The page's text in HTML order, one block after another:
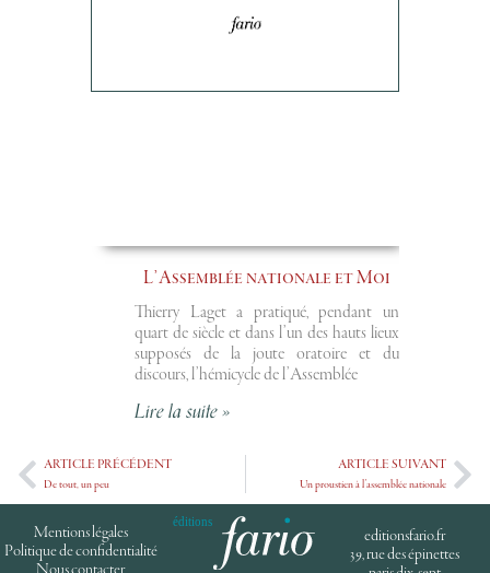
L’Assemblée nationale et Moi
Thierry Laget a pratiqué, pendant un
quart de siècle et dans l’un des hauts lieux
supposés de la joute oratoire et du
discours, l’hémicycle de l’Assemblée
Lire la suite »
ARTICLE PRÉCÉDENT
De tout, un peu
ARTICLE SUIVANT
Un proustien à l’assemblée nationale
Mentions légales
Politique de confidentialité
editionsfario.fr
39, rue des épinettes